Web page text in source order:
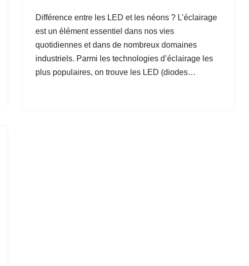
Différence entre les LED et les néons ? L’éclairage
est un élément essentiel dans nos vies
quotidiennes et dans de nombreux domaines
industriels. Parmi les technologies d’éclairage les
plus populaires, on trouve les LED (diodes…